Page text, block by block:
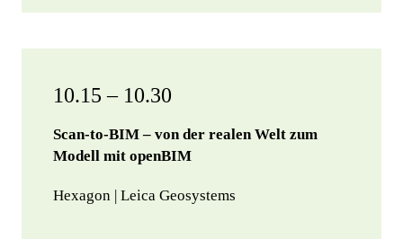
10.15 – 10.30
Scan-to-BIM – von der realen Welt zum
Modell mit openBIM
Hexagon | Leica Geosystems